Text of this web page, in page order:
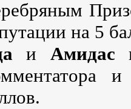
на 5
и Амидас